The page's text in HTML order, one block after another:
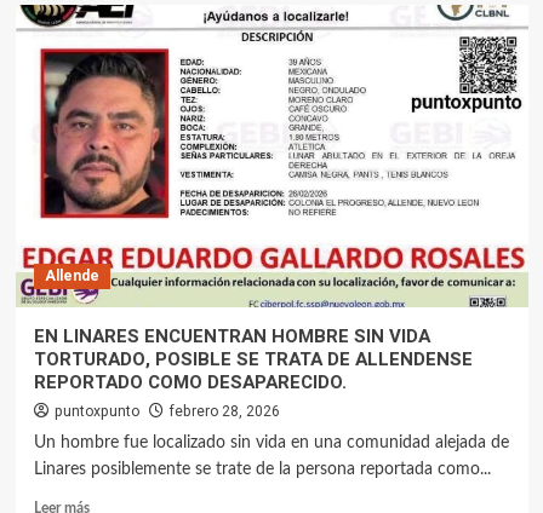
Allende
EN LINARES ENCUENTRAN HOMBRE SIN VIDA
TORTURADO, POSIBLE SE TRATA DE ALLENDENSE
REPORTADO COMO DESAPARECIDO.
puntoxpunto febrero 28, 2026
Un hombre fue localizado sin vida en una comunidad alejada de
Linares posiblemente se trate de la persona reportada como...
Leer más